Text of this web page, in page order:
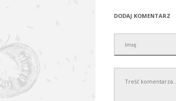
DODAJ KOMENTARZ